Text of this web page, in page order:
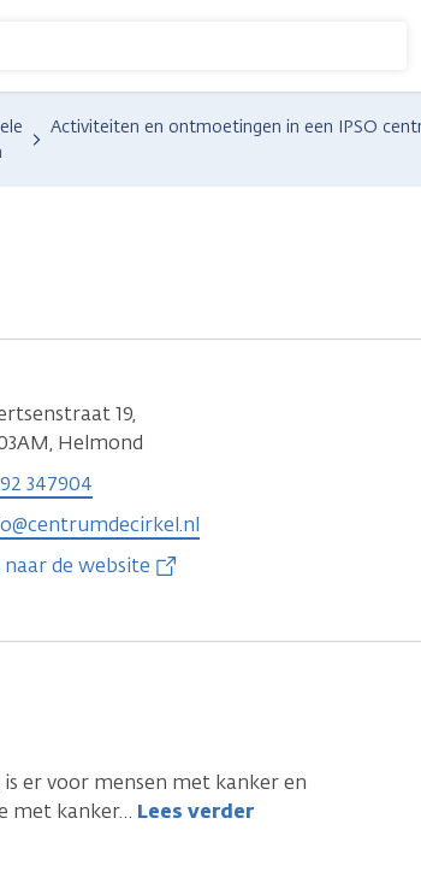
Activiteiten en ontmoetingen in een IPSO
19,
Helmond
347904
naar de website
er voor mensen met kanker en
met kanker… Lees verder